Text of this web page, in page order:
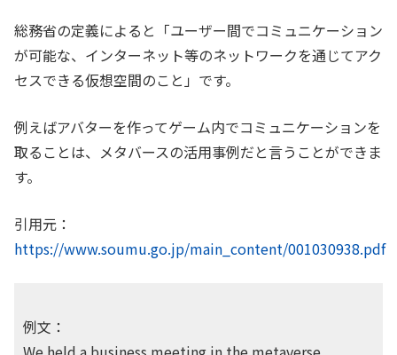
総務省の定義によると「ユーザー間でコミュニケーション
が可能な、インターネット等のネットワークを通じてアク
セスできる仮想空間のこと」です。
例えばアバターを作ってゲーム内でコミュニケーションを
取ることは、メタバースの活用事例だと言うことができま
す。
引用元：
https://www.soumu.go.jp/main_content/001030938.pdf
例文：